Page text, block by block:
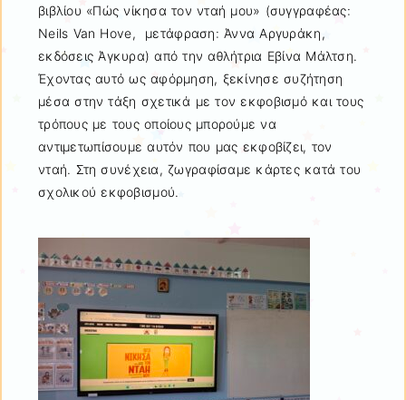
βιβλίου «Πώς νίκησα τον νταή μου» (συγγραφέας:
Neils Van Hove, μετάφραση: Άννα Αργυράκη,
εκδόσεις Άγκυρα) από την αθλήτρια Εβίνα Μάλτση.
Έχοντας αυτό ως αφόρμηση, ξεκίνησε συζήτηση
μέσα στην τάξη σχετικά με τον εκφοβισμό και τους
τρόπους με τους οποίους μπορούμε να
αντιμετωπίσουμε αυτόν που μας εκφοβίζει, τον
νταή. Στη συνέχεια, ζωγραφίσαμε κάρτες κατά του
σχολικού εκφοβισμού.